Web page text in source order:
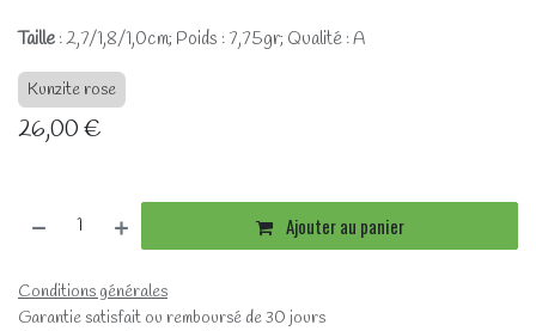
Taille : 2,7/1,8/1,0cm; Poids : 7,75gr; Qualité : A
Kunzite rose
26,00€
Ajouter au panier
Conditions générales
Garantie satisfait ou remboursé de 30 jours